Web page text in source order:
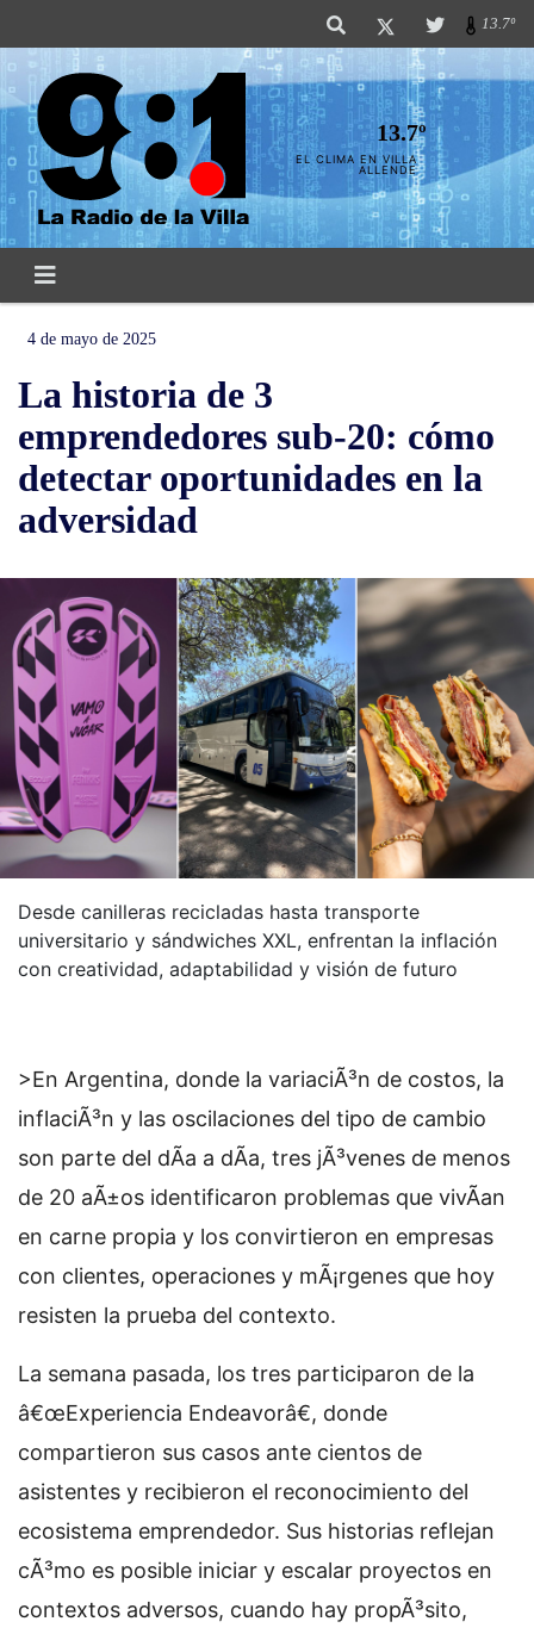
13.7º
13.7º
EL CLIMA EN VILLA
ALLENDE
4 de mayo de 2025
La historia de 3
emprendedores sub-20: cómo
detectar oportunidades en la
adversidad
Desde canilleras recicladas hasta transporte
universitario y sándwiches XXL, enfrentan la inflación
con creatividad, adaptabilidad y visión de futuro
>En Argentina, donde la variaciÃ³n de costos, la
inflaciÃ³n y las oscilaciones del tipo de cambio
son parte del dÃ­a a dÃ­a, tres jÃ³venes de menos
de 20 aÃ±os identificaron problemas que vivÃ­an
en carne propia y los convirtieron en empresas
con clientes, operaciones y mÃ¡rgenes que hoy
resisten la prueba del contexto.
La semana pasada, los tres participaron de la
â€œExperiencia Endeavorâ€, donde
compartieron sus casos ante cientos de
asistentes y recibieron el reconocimiento del
ecosistema emprendedor. Sus historias reflejan
cÃ³mo es posible iniciar y escalar proyectos en
contextos adversos, cuando hay propÃ³sito,